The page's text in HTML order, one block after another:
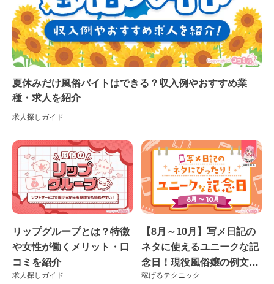
夏休みだけ風俗バイトはできる？収入例やおすすめ業
種・求人を紹介
求人探しガイド
リップグループとは？特徴
や女性が働くメリット・口
コミを紹介
求人探しガイド
【8月～10月】写メ日記の
ネタに使えるユニークな記
念日！現役風俗嬢の例文付
き♪
稼げるテクニック